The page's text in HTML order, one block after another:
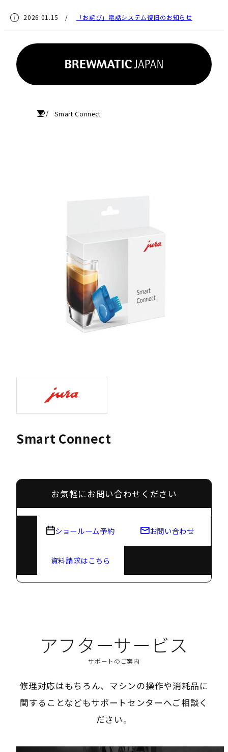
2026.01.15 / 「お詫び」電話システム復旧のお知らせ
HOMESmart Connect
Smart Connect
お気軽にお問い合わせください
ショールーム予約 お問い合わせ
資料請求はこちら
アフターサービス
サポートのご案内
修理対応はもちろん、マシンの操作や消耗品に
関することなどもサポートセンターへご相談く
ださい。